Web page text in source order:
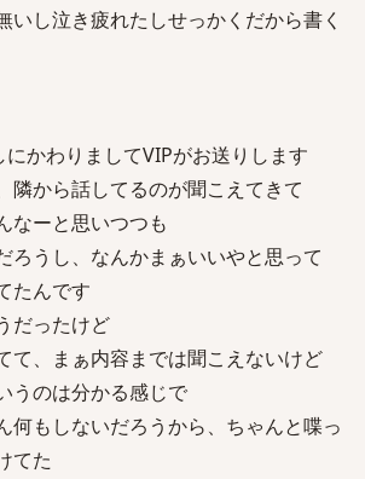
いし泣き疲れたしせっかくだから書く
かわりましてVIPがお送りします
隣から話してるのが聞こえてきて
なーと思いつつも
ろうし、なんかまぁいいやと思って
たんです
だったけど
て、まぁ内容までは聞こえないけど
うのは分かる感じで
何もしないだろうから、ちゃんと喋っ
てた